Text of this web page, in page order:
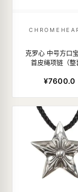
克罗心 中号方口
首皮绳项链（整
¥7600.0